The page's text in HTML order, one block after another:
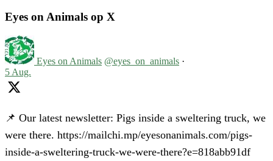
Eyes on Animals op X
Eyes on Animals @eyes_on_animals ·
5 Aug.
📌 Our latest newsletter: Pigs inside a sweltering truck, we
were there. https://mailchi.mp/eyesonanimals.com/pigs-
inside-a-sweltering-truck-we-were-there?e=818abb91df